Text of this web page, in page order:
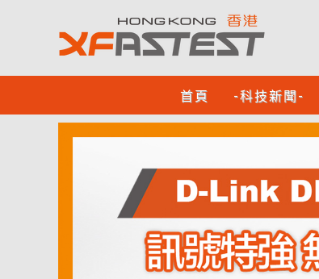
首頁 -科技新聞-